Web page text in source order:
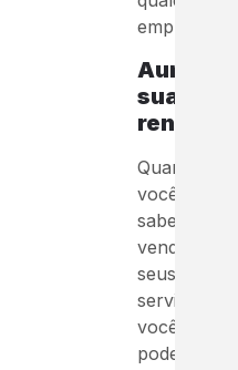
Aumenta
sua
Quando
você
sabe
vender
seus
serviços,
você
pode